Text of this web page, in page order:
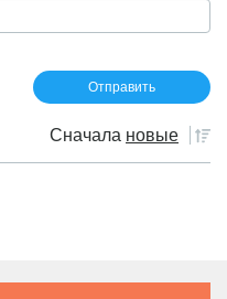
Сначала новые